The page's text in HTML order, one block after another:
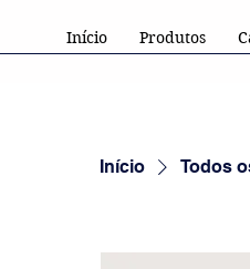
Início Produtos
Início Todos